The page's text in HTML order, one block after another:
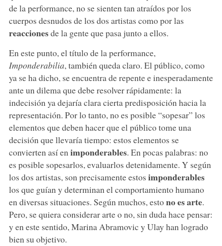
de la performance, no se sienten tan atraídos por los
cuerpos desnudos de los dos artistas como por las
reaccionesde la gente que pasa junto a ellos.
En este punto, el título de la performance,
Imponderabilia, también queda claro. El público, como
ya se ha dicho, se encuentra de repente e inesperadamente
ante un dilema que debe resolver rápidamente: la
indecisión ya dejaría clara cierta predisposición hacia la
representación. Por lo tanto, no es posible “sopesar” los
elementos que deben hacer que el público tome una
decisión que llevaría tiempo: estos elementos se
convierten así enimponderables. En pocas palabras: no
es posible sopesarlos, evaluarlos detenidamente. Y según
los dos artistas, son precisamente estos imponderables
los que guían y determinan el comportamiento humano
en diversas situaciones. Según muchos, estono es arte.
Pero, se quiera considerar arte o no, sin duda hace pensar:
y en este sentido, Marina Abramovic y Ulay han logrado
bien su objetivo.